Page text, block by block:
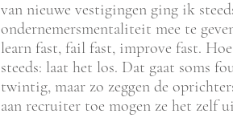
van nieuwe vestigingen ging ik
ondernemersmentaliteit mee te
learn fast, fail fast, improve fast.
steeds: laat het los. Dat gaat soms
twintig, maar zo zeggen de
aan recruiter toe mogen ze het zelf